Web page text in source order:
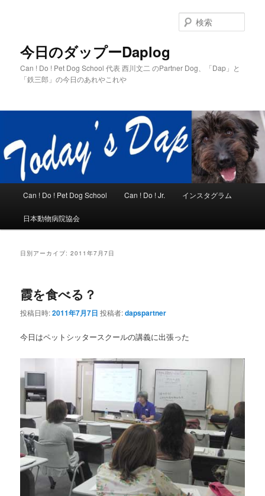
今日のダップーDaplog
Can ! Do ! Pet Dog School 代表 西川文二 のPartner Dog、「Dap」と
「鉄三郎」の今日のあれやこれや
索
メ
Can ! Do ! Pet Dog School Can ! Do ! Jr. インスタグラム
日本動物病院協会
日別アーカイブ:2011年7月7日
霞を食べる？
投稿日時:2011年7月7日 投稿者:dapspartner
今日はペットシッタースクールの講義に出張った